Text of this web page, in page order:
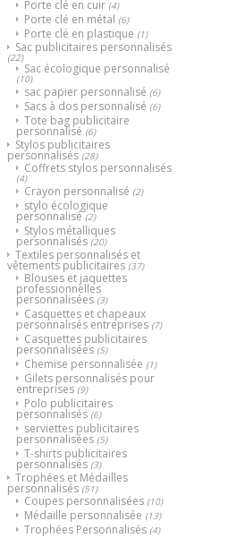
Porte clé en cuir (4)
Porte clé en métal (6)
Porte clé en plastique (1)
Sac publicitaires personnalisés
(22)
Sac écologique personnalisé
(10)
sac papier personnalisé (6)
Sacs à dos personnalisé (6)
Tote bag publicitaire
personnalisé (6)
Stylos publicitaires
personnalisés (28)
Coffrets stylos personnalisés
(4)
Crayon personnalisé (2)
stylo écologique
personnalisé (2)
Stylos métalliques
personnalisés (20)
Textiles personnalisés et
vêtements publicitaires (37)
Blouses et jaquettes
professionnelles
personnalisées (3)
Casquettes et chapeaux
personnalisés entreprises (7)
Casquettes publicitaires
personnalisées (5)
Chemise personnalisée (1)
Gilets personnalisés pour
entreprises (9)
Polo publicitaires
personnalisés (6)
serviettes publicitaires
personnalisées (5)
T-shirts publicitaires
personnalisés (3)
Trophées et Médailles
personnalisés (51)
Coupes personnalisées (10)
Médaille personnalisée (13)
Trophées Personnalisés (4)